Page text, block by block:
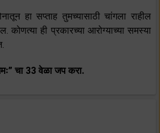
हा सप्ताह तुमच्यासाठी चांगला राहील
कोणत्या ही प्रकारच्या आरोग्याच्या समस्या
चा 33 वेळा जप करा.